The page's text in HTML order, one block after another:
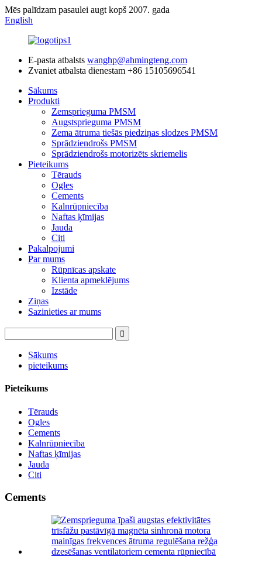
Mēs palīdzam pasaulei augt kopš 2007. gada
English
E-pasta atbalsts wanghp@ahmingteng.com
Zvaniet atbalsta dienestam +86 15105696541
Sākums
Produkti
Zemsprieguma PMSM
Augstsprieguma PMSM
Zema ātruma tiešās piedziņas slodzes PMSM
Sprādziendrošs PMSM
Sprādziendrošs motorizēts skriemelis
Pieteikums
Tērauds
Ogles
Cements
Kalnrūpniecība
Naftas ķīmijas
Jauda
Citi
Pakalpojumi
Par mums
Rūpnīcas apskate
Klienta apmeklējums
Izstāde
Ziņas
Sazinieties ar mums
Sākums
pieteikums
Pieteikums
Tērauds
Ogles
Cements
Kalnrūpniecība
Naftas ķīmijas
Jauda
Citi
Cements